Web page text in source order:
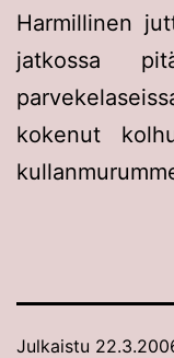
Harmillinen
jatkossa
kokenut
Julkaistu